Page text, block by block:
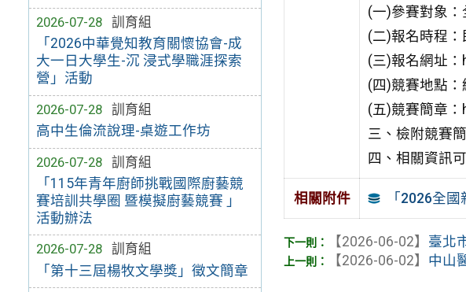
2026-07-28
訓育組
「2026中華覺知教育關懷協會-成
大一日大學生-沉 浸式學職涯探索
營」活動
2026-07-28
訓育組
高中生倫流說理-桌遊工作坊
2026-07-28
訓育組
「115年青年廚師挑戰國際廚藝競
賽培訓共學圈 暨模擬廚藝競賽 」
活動辦法
2026-07-28
訓育組
「第十三屆楊牧文學獎」徵文簡章
(一)參賽對象：
(二)報名時程：
(三)報名網址
(四)競賽地點：
(五)競賽簡章
三、檢附競賽
四、相關資訊
相關附件 「2026全
【2026-06-02】 臺北
【2026-06-02】 中山